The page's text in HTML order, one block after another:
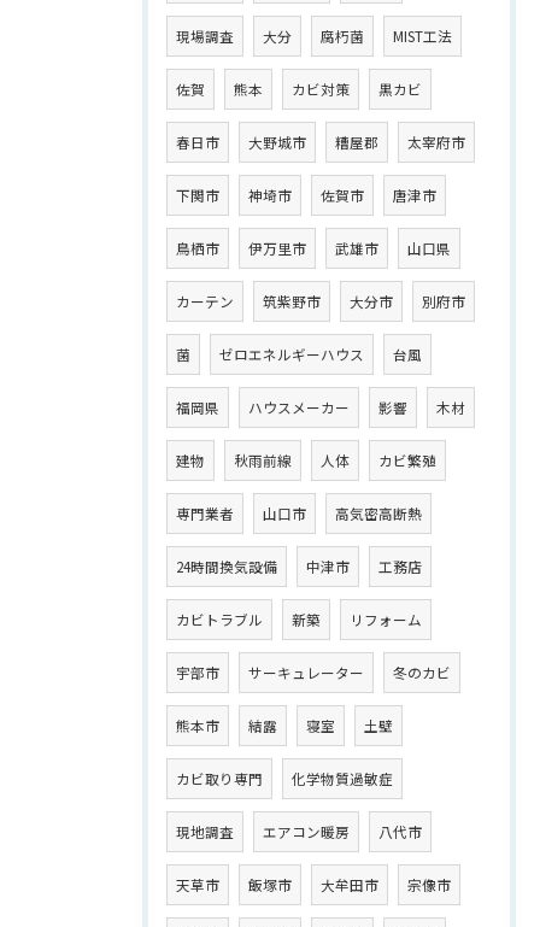
現場調査 大分 腐朽菌 MIST工法
佐賀 熊本 カビ対策 黒カビ
春日市 大野城市 糟屋郡 太宰府市
下関市 神埼市 佐賀市 唐津市
鳥栖市 伊万里市 武雄市 山口県
カーテン 筑紫野市 大分市 別府市
菌 ゼロエネルギーハウス 台風
福岡県 ハウスメーカー 影響 木材
建物 秋雨前線 人体 カビ繁殖
専門業者 山口市 高気密高断熱
24時間換気設備 中津市 工務店
カビトラブル 新築 リフォーム
宇部市 サーキュレーター 冬のカビ
熊本市 結露 寝室 土壁
カビ取り専門 化学物質過敏症
現地調査 エアコン暖房 八代市
天草市 飯塚市 大牟田市 宗像市